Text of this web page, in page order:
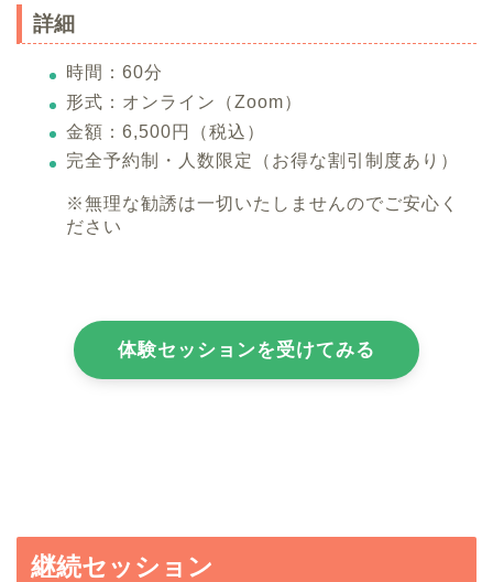
詳細
時間：60分
形式：オンライン（Zoom）
金額：6,500円（税込）
完全予約制・人数限定（お得な割引制度あり）
※無理な勧誘は一切いたしませんのでご安心く
ださい
体験セッションを受けてみる
継続セッション